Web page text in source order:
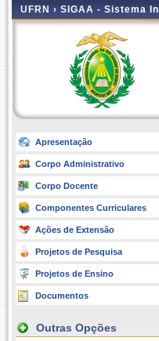
UFRN › SIGAA - Sistema
Apresentação
Corpo Administrativo
Corpo Docente
Componentes Curriculares
Ações de Extensão
Projetos de Pesquisa
Projetos de Ensino
Documentos
Outras Opções